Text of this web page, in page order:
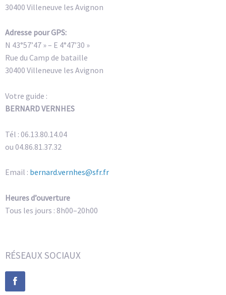
30400 Villeneuve les Avignon
Adresse pour GPS:
N 43°57’47 » – E 4°47’30 »
Rue du Camp de bataille
30400 Villeneuve les Avignon
Votre guide :
BERNARD VERNHES
Tél : 06.13.80.14.04
ou 04.86.81.37.32
Email : bernard.vernhes@sfr.fr
Heures d’ouverture
Tous les jours : 8h00–20h00
RÉSEAUX SOCIAUX